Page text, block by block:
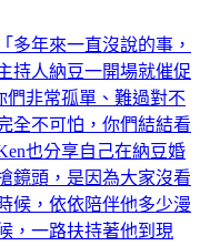
多年來一直沒說的事，
持人納豆一開場就催促
們非常孤單、難過對不
全不可怕，你們結結看
也分享自己在納豆婚
鏡頭，是因為大家沒看
候，依依陪伴他多少漫
，一路扶持著他到現